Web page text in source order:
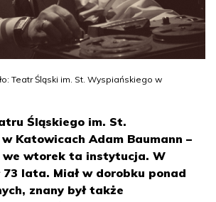
Teatr Śląski im. St. Wyspiańskiego w
Śląskiego im. St.
Katowicach Adam Baumann –
we wtorek ta instytucja. W
73 lata. Miał w dorobku ponad
znany był także